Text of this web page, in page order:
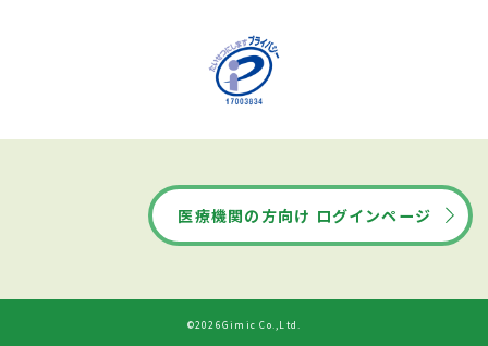
医療機関の方向け ログインページ
©2026Gimic Co.,Ltd.